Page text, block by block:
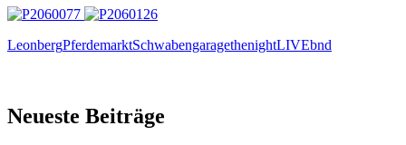
LeonbergPferdemarktSchwabengaragethenightLIVEbnd
Neueste Beiträge